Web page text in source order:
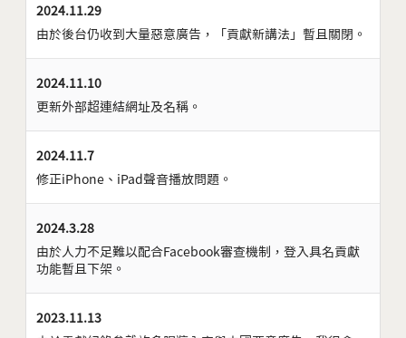
2024.11.29
由於後台仍收到大量惡意廣告，「貢獻新講法」暫且關閉。
2024.11.10
更新外部超連結網址及名稱。
2024.11.7
修正iPhone、iPad聲音播放問題。
2024.3.28
由於人力不足難以配合Facebook審查機制，登入具名貢獻
功能暫且下架。
2023.11.13